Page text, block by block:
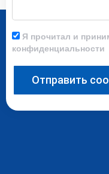
Я прочитал и
конфиденциальности
Отправить